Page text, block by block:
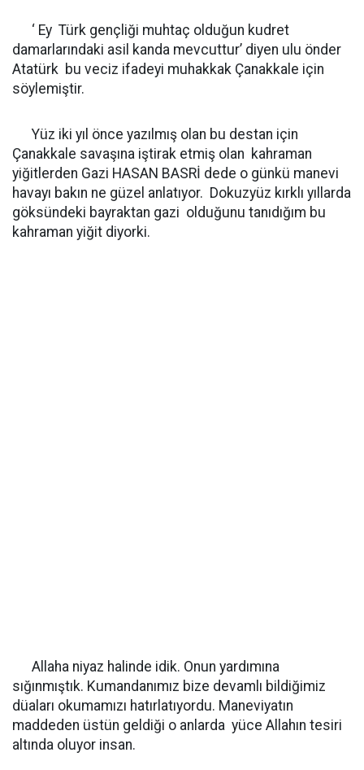
‘ Ey Türk gençliği muhtaç olduğun kudret
damarlarındaki asil kanda mevcuttur’ diyen ulu önder
Atatürk bu veciz ifadeyi muhakkak Çanakkale için
söylemiştir.
Yüz iki yıl önce yazılmış olan bu destan için
Çanakkale savaşına iştirak etmiş olan kahraman
yiğitlerden Gazi HASAN BASRİ dede o günkü manevi
havayı bakın ne güzel anlatıyor. Dokuzyüz kırklı yıllarda
göksündeki bayraktan gazi olduğunu tanıdığım bu
kahraman yiğit diyorki.
Allaha niyaz halinde idik. Onun yardımına
sığınmıştık. Kumandanımız bize devamlı bildiğimiz
düaları okumamızı hatırlatıyordu. Maneviyatın
maddeden üstün geldiği o anlarda yüce Allahın tesiri
altında oluyor insan.